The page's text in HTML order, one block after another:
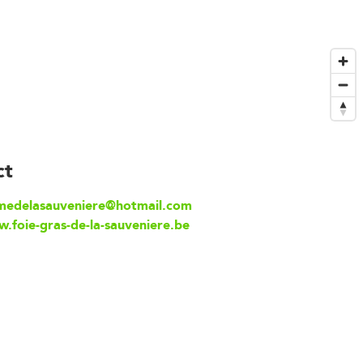
gras-de-la-sauveniere.be